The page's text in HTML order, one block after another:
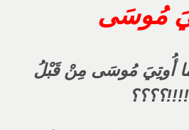
مُوسَى
أُوتِيَ مُوسَى مِنْ قَبْلُ